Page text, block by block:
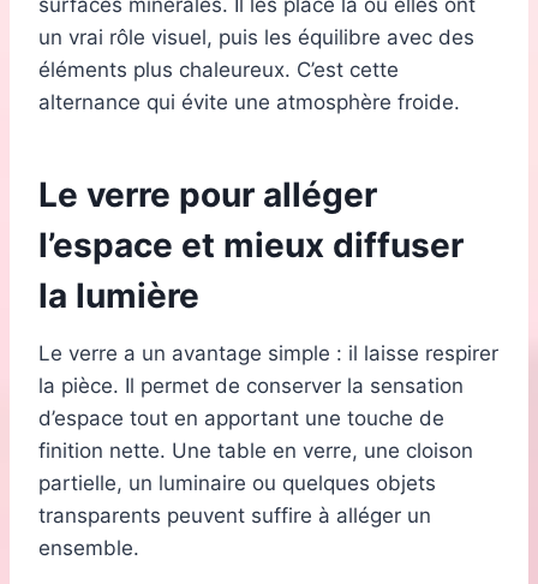
un vrai rôle visuel, puis les équilibre avec des
éléments plus chaleureux. C’est cette
alternance qui évite une atmosphère froide.
Le verre pour alléger
l’espace et mieux diffuser
la lumière
Le verre a un avantage simple : il laisse respirer
la pièce. Il permet de conserver la sensation
d’espace tout en apportant une touche de
finition nette. Une table en verre, une cloison
partielle, un luminaire ou quelques objets
transparents peuvent suffire à alléger un
ensemble.